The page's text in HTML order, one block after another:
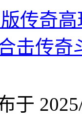
传奇
击传
于